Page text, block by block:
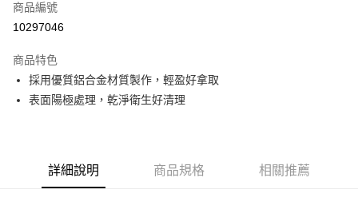
• 付款後全家取貨
• 付款後7-11取貨
每筆NT$60，滿NT$699(含以上)免運費
商品編號
10297046
商品特色
採用優質鋁合金材質製作，輕盈好拿取
表面陽極處理，乾淨衛生好清理
詳細說明 商品規格 相關推薦